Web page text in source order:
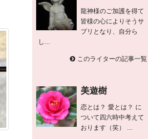
龍神様のご加護を得て
皆様の心によりそうサ
プリとなり、自分ら
し...
このライターの記事一覧
美遊樹
恋とは？ 愛とは？ に
ついて四六時中考えて
おります（笑） ...